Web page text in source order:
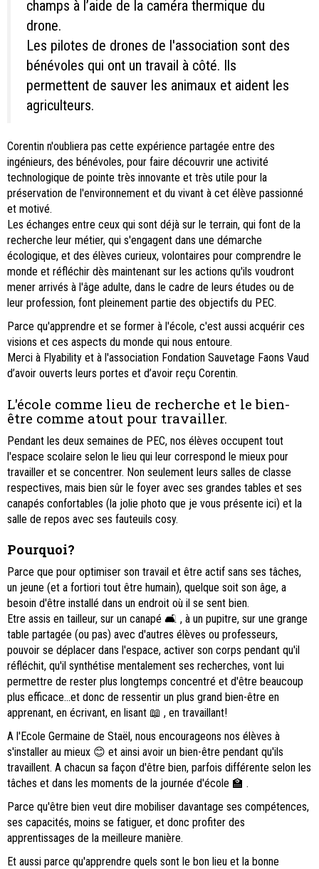
champs à l’aide de la caméra thermique du
drone.
Les pilotes de drones de l'association sont des
bénévoles qui ont un travail à côté. Ils
permettent de sauver les animaux et aident les
agriculteurs.
Corentin n'oubliera pas cette expérience partagée entre des
ingénieurs, des bénévoles, pour faire découvrir une activité
technologique de pointe très innovante et très utile pour la
préservation de l'environnement et du vivant à cet élève passionné
et motivé.
Les échanges entre ceux qui sont déjà sur le terrain, qui font de la
recherche leur métier, qui s'engagent dans une démarche
écologique, et des élèves curieux, volontaires pour comprendre le
monde et réfléchir dès maintenant sur les actions qu'ils voudront
mener arrivés à l'âge adulte, dans le cadre de leurs études ou de
leur profession, font pleinement partie des objectifs du PEC.
Parce qu'apprendre et se former à l'école, c'est aussi acquérir ces
visions et ces aspects du monde qui nous entoure.
Merci à Flyability et à l'association Fondation Sauvetage Faons Vaud
d’avoir ouverts leurs portes et d’avoir reçu Corentin.
L'école comme lieu de recherche et le bien-
être comme atout pour travailler.
Pendant les deux semaines de PEC, nos élèves occupent tout
l'espace scolaire selon le lieu qui leur correspond le mieux pour
travailler et se concentrer. Non seulement leurs salles de classe
respectives, mais bien sûr le foyer avec ses grandes tables et ses
canapés confortables (la jolie photo que je vous présente ici) et la
salle de repos avec ses fauteuils cosy.
Pourquoi?
Parce que pour optimiser son travail et être actif sans ses tâches,
un jeune (et a fortiori tout être humain), quelque soit son âge, a
besoin d'être installé dans un endroit où il se sent bien.
Etre assis en tailleur, sur un canapé 🛋 , à un pupitre, sur une grange
table partagée (ou pas) avec d'autres élèves ou professeurs,
pouvoir se déplacer dans l'espace, activer son corps pendant qu'il
réfléchit, qu'il synthétise mentalement ses recherches, vont lui
permettre de rester plus longtemps concentré et d'être beaucoup
plus efficace...et donc de ressentir un plus grand bien-être en
apprenant, en écrivant, en lisant 📖 , en travaillant!
A l'Ecole Germaine de Staël, nous encourageons nos élèves à
s'installer au mieux 😊 et ainsi avoir un bien-être pendant qu'ils
travaillent. A chacun sa façon d'être bien, parfois différente selon les
tâches et dans les moments de la journée d'école 🏫 .
Parce qu'être bien veut dire mobiliser davantage ses compétences,
ses capacités, moins se fatiguer, et donc profiter des
apprentissages de la meilleure manière.
Et aussi parce qu'apprendre quels sont le bon lieu et la bonne